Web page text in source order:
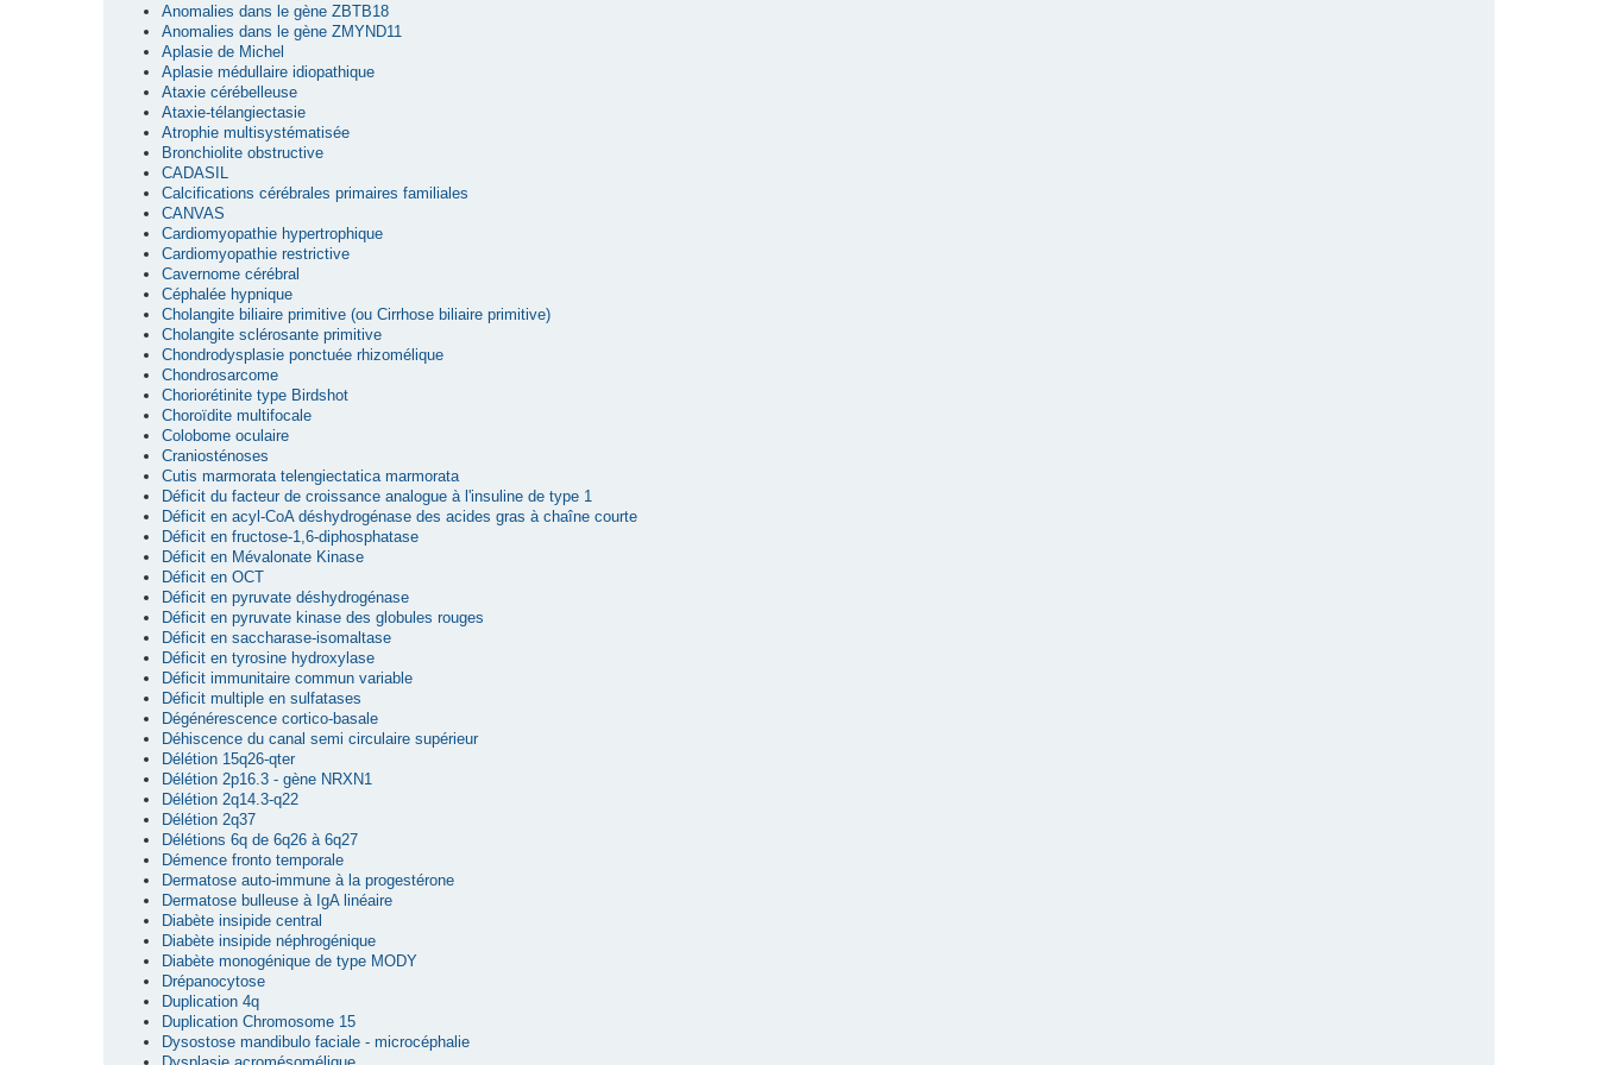
Anomalies dans le gène ZBTB18
Anomalies dans le gène ZMYND11
Aplasie de Michel
Aplasie médullaire idiopathique
Ataxie cérébelleuse
Ataxie-télangiectasie
Atrophie multisystématisée
Bronchiolite obstructive
CADASIL
Calcifications cérébrales primaires familiales
CANVAS
Cardiomyopathie hypertrophique
Cardiomyopathie restrictive
Cavernome cérébral
Céphalée hypnique
Cholangite biliaire primitive (ou Cirrhose biliaire primitive)
Cholangite sclérosante primitive
Chondrodysplasie ponctuée rhizomélique
Chondrosarcome
Choriorétinite type Birdshot
Choroïdite multifocale
Colobome oculaire
Craniosténoses
Cutis marmorata telengiectatica marmorata
Déficit du facteur de croissance analogue à l'insuline de type 1
Déficit en acyl-CoA déshydrogénase des acides gras à chaîne courte
Déficit en fructose-1,6-diphosphatase
Déficit en Mévalonate Kinase
Déficit en OCT
Déficit en pyruvate déshydrogénase
Déficit en pyruvate kinase des globules rouges
Déficit en saccharase-isomaltase
Déficit en tyrosine hydroxylase
Déficit immunitaire commun variable
Déficit multiple en sulfatases
Dégénérescence cortico-basale
Déhiscence du canal semi circulaire supérieur
Délétion 15q26-qter
Délétion 2p16.3 - gène NRXN1
Délétion 2q14.3-q22
Délétion 2q37
Délétions 6q de 6q26 à 6q27
Démence fronto temporale
Dermatose auto-immune à la progestérone
Dermatose bulleuse à IgA linéaire
Diabète insipide central
Diabète insipide néphrogénique
Diabète monogénique de type MODY
Drépanocytose
Duplication 4q
Duplication Chromosome 15
Dysostose mandibulo faciale - microcéphalie